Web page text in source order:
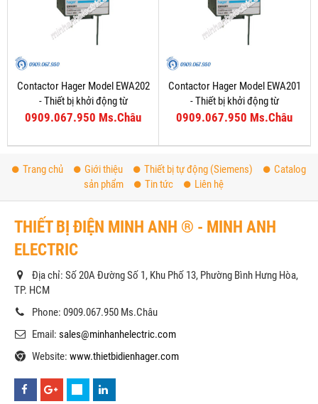
Contactor Hager Model EWA202
- Thiết bị khởi động từ
0909.067.950 Ms.Châu
Contactor Hager Model EWA201
- Thiết bị khởi động từ
0909.067.950 Ms.Châu
Trang chủ Giới thiệu Thiết bị tự động (Siemens)
Catalog
sản phẩm
Tin tức Liên hệ
THIẾT BỊ ĐIỆN MINH ANH ® - MINH ANH
ELECTRIC
Địa chỉ: Số 20A Đường Số 1, Khu Phố 13, Phường Bình Hưng Hòa,
TP. HCM
Phone: 0909.067.950 Ms.Châu
Email: sales@minhanhelectric.com
Website: www.thietbidienhager.com